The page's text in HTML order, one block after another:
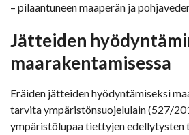
– pilaantuneen maaperän ja
Jätteiden
maarakentamisessa
Eräiden jätteiden hyödyntämiseksi
tarvita ympäristönsuojelulain (527/
ympäristölupaa tiettyjen edellytysten